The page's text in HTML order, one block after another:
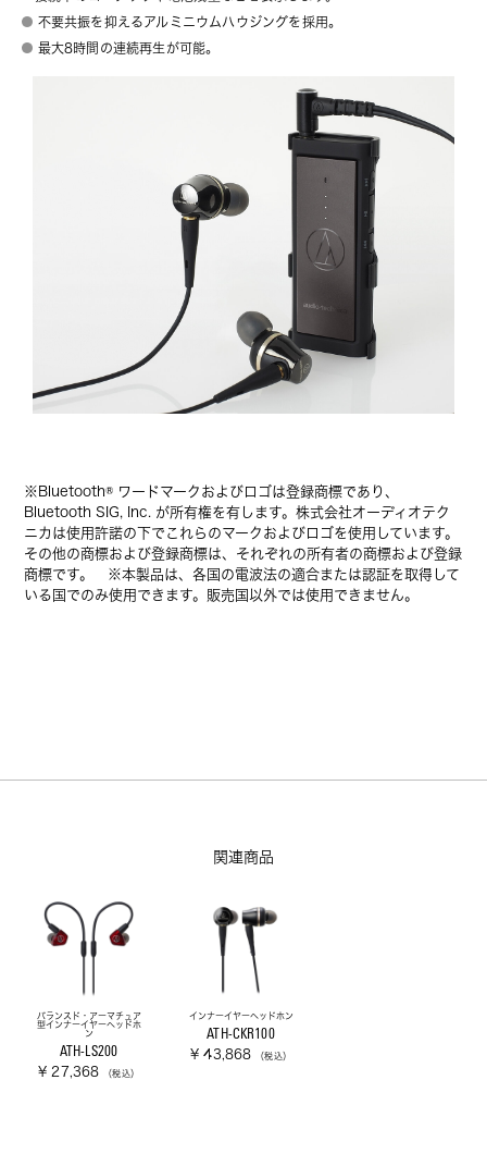
不要共振を抑えるアルミニウムハウジングを採用。
最大8時間の連続再生が可能。
※Bluetooth® ワードマークおよびロゴは登録商標であり、
Bluetooth SIG, Inc. が所有権を有します。株式会社オーディオテク
ニカは使用許諾の下でこれらのマークおよびロゴを使用しています。
その他の商標および登録商標は、それぞれの所有者の商標および登録
商標です。 ※本製品は、各国の電波法の適合または認証を取得して
いる国でのみ使用できます。販売国以外では使用できません。
関連商品
バランスド・アーマチュア
型インナーイヤーヘッドホ
ン
ATH-LS200
¥ 27,368 （税込）
インナーイヤーヘッドホン
ATH-CKR100
¥ 43,868 （税込）